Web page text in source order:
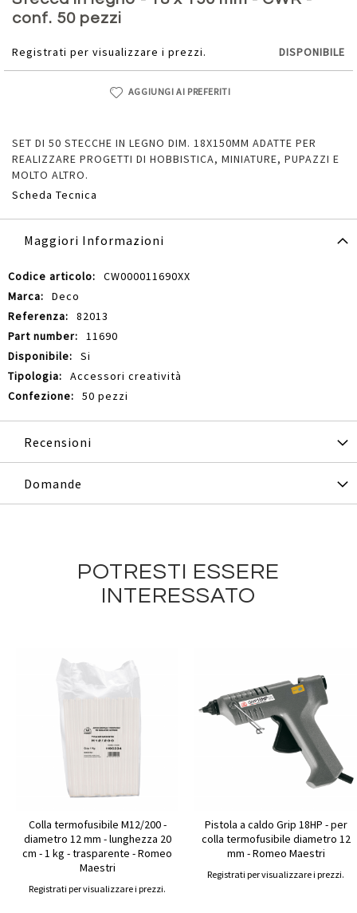
conf. 50 pezzi
Registrati per visualizzare i prezzi. DISPONIBILE
AGGIUNGI AI PREFERITI
SET DI 50 STECCHE IN LEGNO DIM. 18X150MM ADATTE PER
REALIZZARE PROGETTI DI HOBBISTICA, MINIATURE, PUPAZZI E
MOLTO ALTRO.
Scheda Tecnica
della
galleria
immagini
Maggiori Informazioni
Maggiori
Informazioni
CW000011690XX
Deco
82013
11690
Si
Accessori creatività
50 pezzi
Recensioni
Domande
POTRESTI ESSERE
INTERESSATO
Colla termofusibile M12/200 -
diametro 12 mm - lunghezza 20
cm - 1 kg - trasparente - Romeo
Maestri
Registrati per visualizzare i prezzi.
Pistola a caldo Grip 18HP - per
colla termofusibile diametro 12
mm - Romeo Maestri
Registrati per visualizzare i prezzi.